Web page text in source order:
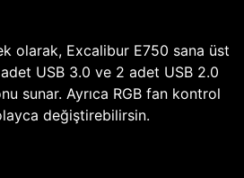
olarak, Excalibur E750 sana üst
USB 3.0 ve 2 adet USB 2.0
sunar. Ayrıca RGB fan kontrol
değiştirebilirsin.